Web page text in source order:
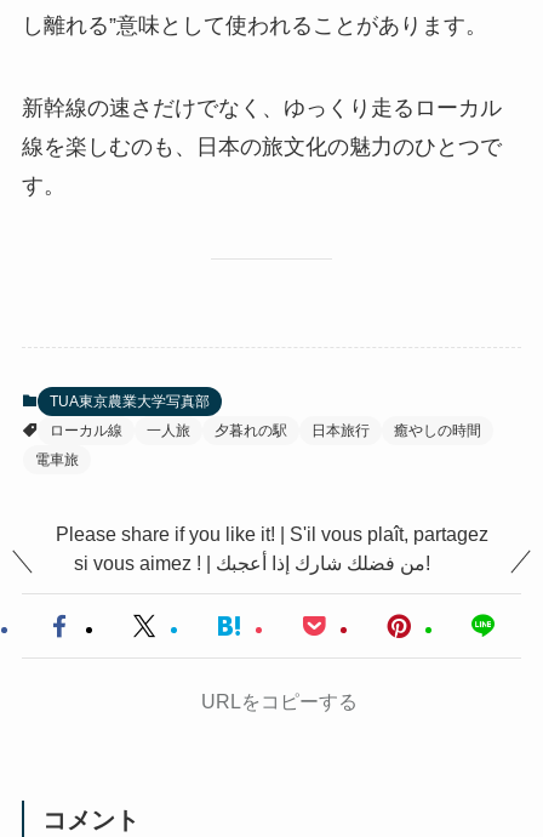
し離れる”意味として使われることがあります。
新幹線の速さだけでなく、ゆっくり走るローカル
線を楽しむのも、日本の旅文化の魅力のひとつで
す。
TUA東京農業大学写真部
ローカル線
一人旅 夕暮れの駅 日本旅行
癒やしの時間
電車旅
Please share if you like it! | S'il vous plaît, partagez
si vous aimez ! | من فضلك شارك إذا أعجبك!
URLをコピーする
コメント